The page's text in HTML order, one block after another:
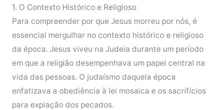
1. O Contexto Histórico e Religioso
Para compreender por que Jesus morreu por nós, é
essencial mergulhar no contexto histórico e religioso
da época. Jesus viveu na Judeia durante um período
em que a religião desempenhava um papel central na
vida das pessoas. O judaísmo daquela época
enfatizava a obediência à lei mosaica e os sacrifícios
para expiação dos pecados.